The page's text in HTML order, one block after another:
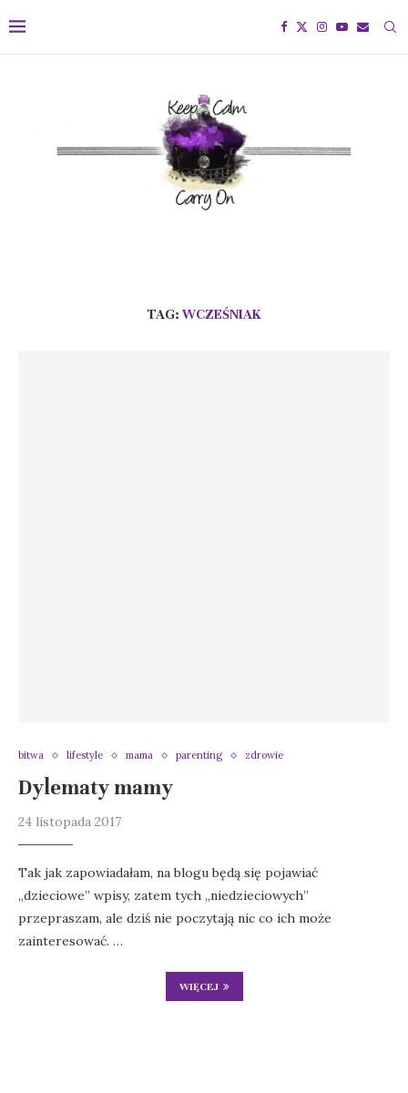
TAG: WCZEŚNIAK
bitwa lifestyle mama parenting zdrowie
Dylematy mamy
24 listopada 2017
Tak jak zapowiadałam, na blogu będą się pojawiać
„dzieciowe” wpisy, zatem tych „niedzieciowych”
przepraszam, ale dziś nie poczytają nic co ich może
zainteresować. …
WIĘCEJ